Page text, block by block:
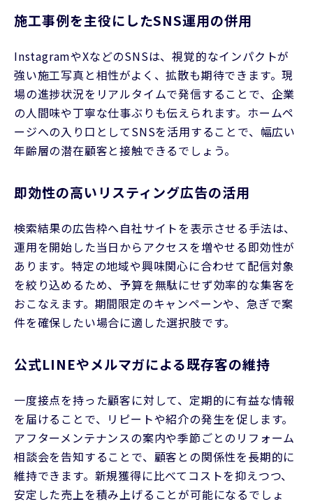
施工事例を主役にしたSNS運用の併用
InstagramやXなどのSNSは、視覚的なインパクトが
強い施工写真と相性がよく、拡散も期待できます。現
場の進捗状況をリアルタイムで発信することで、企業
の人間味や丁寧な仕事ぶりも伝えられます。ホームペ
ージへの入り口としてSNSを活用することで、幅広い
年齢層の潜在顧客と接触できるでしょう。
即効性の高いリスティング広告の活用
検索結果の広告枠へ自社サイトを表示させる手法は、
運用を開始した当日からアクセスを増やせる即効性が
あります。特定の地域や興味関心に合わせて配信対象
を絞り込めるため、予算を無駄にせず効率的な集客を
おこなえます。期間限定のキャンペーンや、急ぎで案
件を確保したい場合に適した選択肢です。
公式LINEやメルマガによる既存客の維持
一度接点を持った顧客に対して、定期的に有益な情報
を届けることで、リピートや紹介の発生を促します。
アフターメンテナンスの案内や季節ごとのリフォーム
相談会を告知することで、顧客との関係性を長期的に
維持できます。新規獲得に比べてコストを抑えつつ、
安定した売上を積み上げることが可能になるでしょ